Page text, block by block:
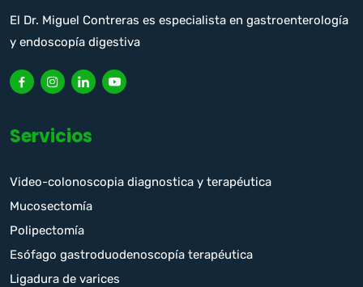
El Dr. Miguel Contreras es especialista en gastroenterología
y endoscopía digestiva
Servicios
Video-colonoscopia diagnostica y terapéutica
Mucosectomía
Polipectomía
Esófago gastroduodenoscopía terapéutica
Ligadura de varices